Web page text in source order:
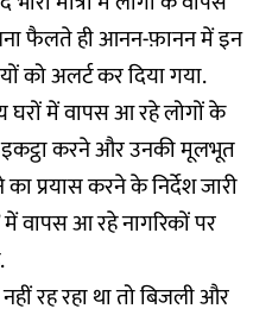
फैलते ही आनन-फ़ानन में इन
को अलर्ट कर दिया गया.
घरों में वापस आ रहे लोगों के
इकट्ठा करने और उनकी मूलभूत
प्रयास करने के निर्देश जारी
वापस आ रहे नागरिकों पर
रह रहा था तो बिजली और